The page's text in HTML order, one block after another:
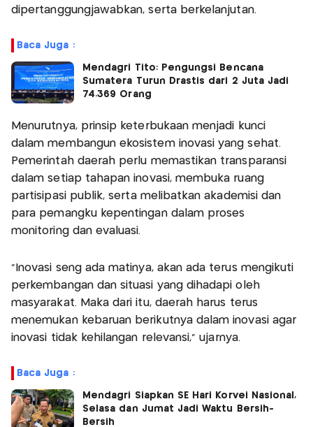
dipertanggungjawabkan, serta berkelanjutan.
Baca Juga :
Mendagri Tito: Pengungsi Bencana
Sumatera Turun Drastis dari 2 Juta Jadi
74.369 Orang
Menurutnya, prinsip keterbukaan menjadi kunci
dalam membangun ekosistem inovasi yang sehat.
Pemerintah daerah perlu memastikan transparansi
dalam setiap tahapan inovasi, membuka ruang
partisipasi publik, serta melibatkan akademisi dan
para pemangku kepentingan dalam proses
monitoring dan evaluasi.
"Inovasi seng ada matinya, akan ada terus mengikuti
perkembangan dan situasi yang dihadapi oleh
masyarakat. Maka dari itu, daerah harus terus
menemukan kebaruan berikutnya dalam inovasi agar
inovasi tidak kehilangan relevansi," ujarnya.
Baca Juga :
Mendagri Siapkan SE Hari Korvei Nasional,
Selasa dan Jumat Jadi Waktu Bersih-
Bersih